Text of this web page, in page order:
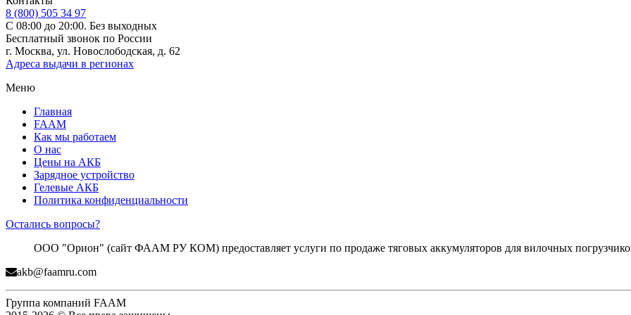
8 (800) 505 34 97
С 08:00 до 20:00. Без выходных
Бесплатный звонок по России
г. Москва, ул. Новослободская, д. 62
Адреса выдачи в регионах
Меню
Главная
FAAM
Как мы работаем
О нас
Цены на АКБ
Зарядное устройство
Гелевые АКБ
Политика конфиденциальности
Остались вопросы?
ООО "Орион" (сайт ФААМ РУ КОМ) предоставляет услуги по продаже тяговых аккумуляторов для вилочных
akb@faamru.com
Группа компаний FAAM